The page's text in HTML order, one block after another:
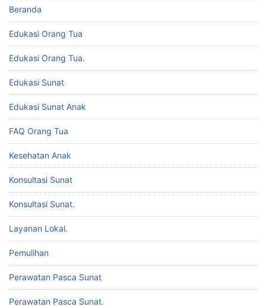
Beranda
Edukasi Orang Tua
Edukasi Orang Tua.
Edukasi Sunat
Edukasi Sunat Anak
FAQ Orang Tua
Kesehatan Anak
Konsultasi Sunat
Konsultasi Sunat.
Layanan Lokal.
Pemulihan
Perawatan Pasca Sunat
Perawatan Pasca Sunat.